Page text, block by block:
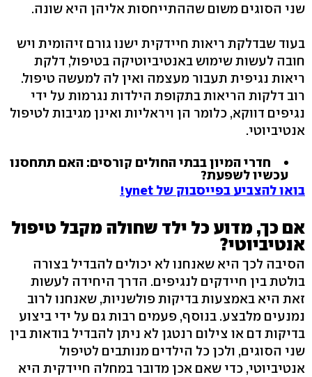
שני הסוגים משום שההתייחסות אליהן היא שונה.
בעוד שבדלקת ריאות חיידקית ישנו גורם זיהומית ויש
חובה לעשות שימוש באנטיביוטיקה בטיפול, דלקת
ריאות נגיפית תעבור מעצמה ואין לה למעשה טיפול.
רוב דלקות הריאות בתקופת הילדות נגרמות על ידי
נגיפים דווקא, כלומר הן ויראליות ואינן מגיבות לטיפול
אנטיביוטי.
חדרי המיון בבתי החולים קורסים: האם תתחסנו
עכשיו לשפעת?
בואו להצביע בפייסבוק של ynet!
אם כך, מדוע כל ילד שחולה מקבל טיפול
אנטיביוטי?
הסיבה לכך היא שאנחנו לא יכולים להבדיל בצורה
בולטת בין חיידקים לנגיפים. הדרך היחידה לעשות
זאת היא באמצעות בדיקות פולשניות, שאנחנו לרוב
נמנעים מלבצע. בנוסף, פעמים רבות גם על ידי ביצוע
בדיקות דם או צילום רנטגן לא ניתן להבדיל בודאות בין
שני הסוגים, ולכן כל הילדים מנותבים לטיפול
אנטיביוטי, כדי שאם אכן מדובר במחלה חיידקית היא